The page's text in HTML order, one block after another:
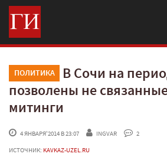
ПОЛИТИКА
В Сочи на
позволены не
митинги
4 ЯНВАРЯ'2014 В 23:07 INGVAR
2
ИСТОЧНИК: KAVKAZ-UZEL.RU